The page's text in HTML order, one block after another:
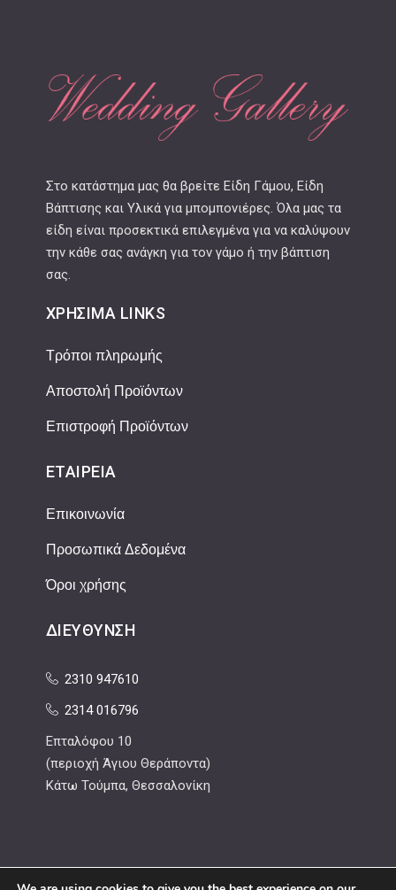
Στο κατάστημα μας θα βρείτε Είδη Γάμου, Είδη
Βάπτισης και Υλικά για μπομπονιέρες. Όλα μας τα
είδη είναι προσεκτικά επιλεγμένα για να καλύψουν
την κάθε σας ανάγκη για τον γάμο ή την βάπτιση
σας.
ΧΡΉΣΙΜΑ LINKS
Τρόποι πληρωμής
Αποστολή Προϊόντων
Επιστροφή Προϊόντων
ΕΤΑΙΡΕΊΑ
Επικοινωνία
Προσωπικά Δεδομένα
Όροι χρήσης
ΔΙΕΎΘΥΝΣΗ
2310 947610
2314 016796
Επταλόφου 10
(περιοχή Άγιου Θεράποντα)
Κάτω Τούμπα, Θεσσαλονίκη